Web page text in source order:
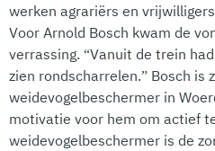
werken agrariërs en
Voor Arnold Bosch kwam de
verrassing. “Vanuit de trein
zien rondscharrelen.” Bosch is
weidevogelbeschermer in
motivatie voor hem om actief
weidevogelbeschermer is de